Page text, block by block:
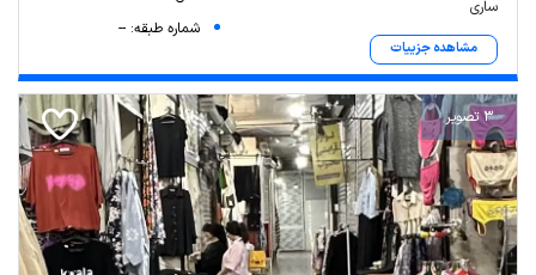
ساری
مشاهده جزییات
شماره طبقه: --
3 تصویر